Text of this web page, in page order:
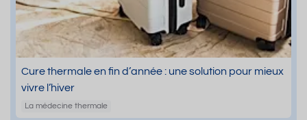
Cure thermale en fin d’année : une solution pour mieux
vivre l’hiver
La médecine thermale